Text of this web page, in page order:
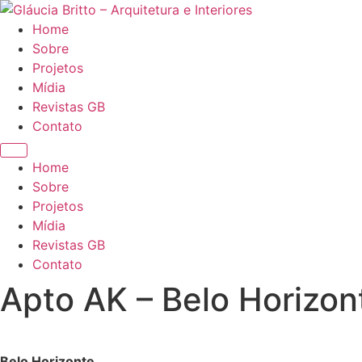
Ir
para
conteúdo
Home
Sobre
Projetos
Mídia
Revistas GB
Contato
Home
Sobre
Projetos
Mídia
Revistas GB
Contato
Apto AK – Belo